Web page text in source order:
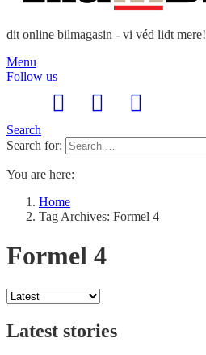
dit online bilmagasin - vi véd lidt mere!
Menu
Follow us
Search
Search for:
You are here:
Home
Tag Archives: Formel 4
Formel 4
Latest stories